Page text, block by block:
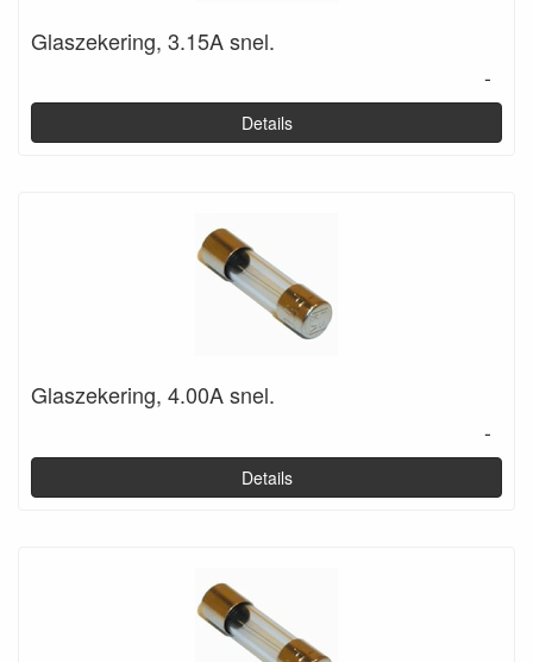
Glaszekering, 3.15A snel.
-
Details
Glaszekering, 4.00A snel.
-
Details